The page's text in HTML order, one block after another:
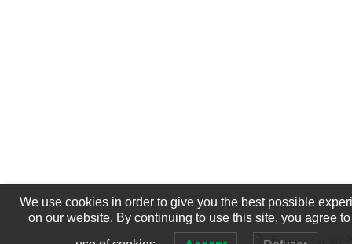
Enregistrer en
We use cookies in order to give you the best possible
on our website. By continuing to use this site, you agree